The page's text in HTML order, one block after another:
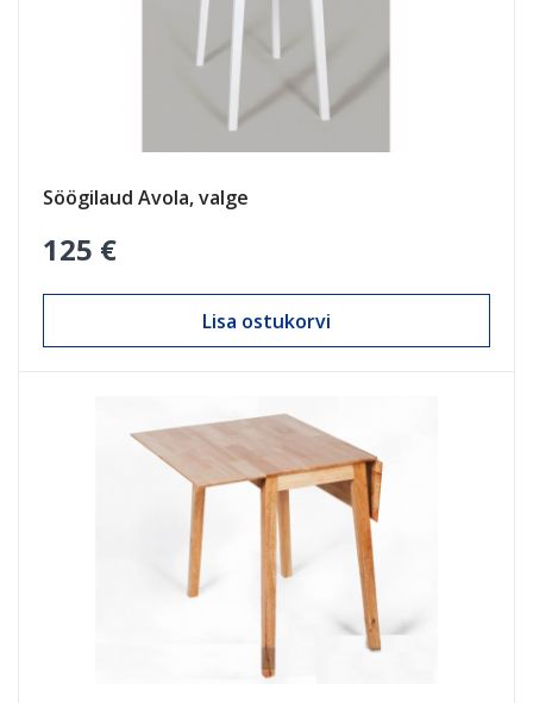
Söögilaud Avola, valge
125 €
Lisa ostukorvi